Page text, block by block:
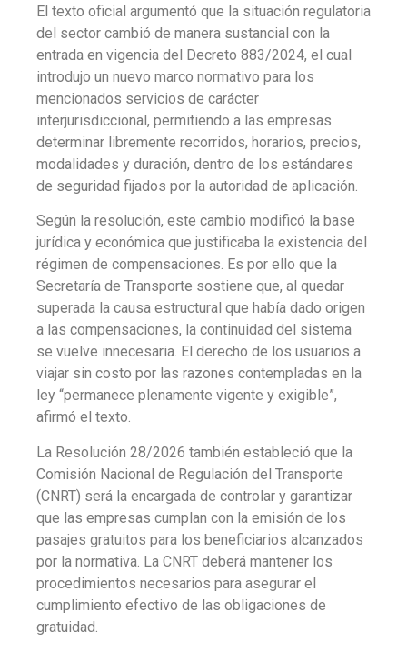
El texto oficial argumentó que la situación regulatoria
del sector cambió de manera sustancial con la
entrada en vigencia del Decreto 883/2024, el cual
introdujo un nuevo marco normativo para los
mencionados servicios de carácter
interjurisdiccional, permitiendo a las empresas
determinar libremente recorridos, horarios, precios,
modalidades y duración, dentro de los estándares
de seguridad fijados por la autoridad de aplicación.
Según la resolución, este cambio modificó la base
jurídica y económica que justificaba la existencia del
régimen de compensaciones. Es por ello que la
Secretaría de Transporte sostiene que, al quedar
superada la causa estructural que había dado origen
a las compensaciones, la continuidad del sistema
se vuelve innecesaria. El derecho de los usuarios a
viajar sin costo por las razones contempladas en la
ley “permanece plenamente vigente y exigible”,
afirmó el texto.
La Resolución 28/2026 también estableció que la
Comisión Nacional de Regulación del Transporte
(CNRT) será la encargada de controlar y garantizar
que las empresas cumplan con la emisión de los
pasajes gratuitos para los beneficiarios alcanzados
por la normativa. La CNRT deberá mantener los
procedimientos necesarios para asegurar el
cumplimiento efectivo de las obligaciones de
gratuidad.